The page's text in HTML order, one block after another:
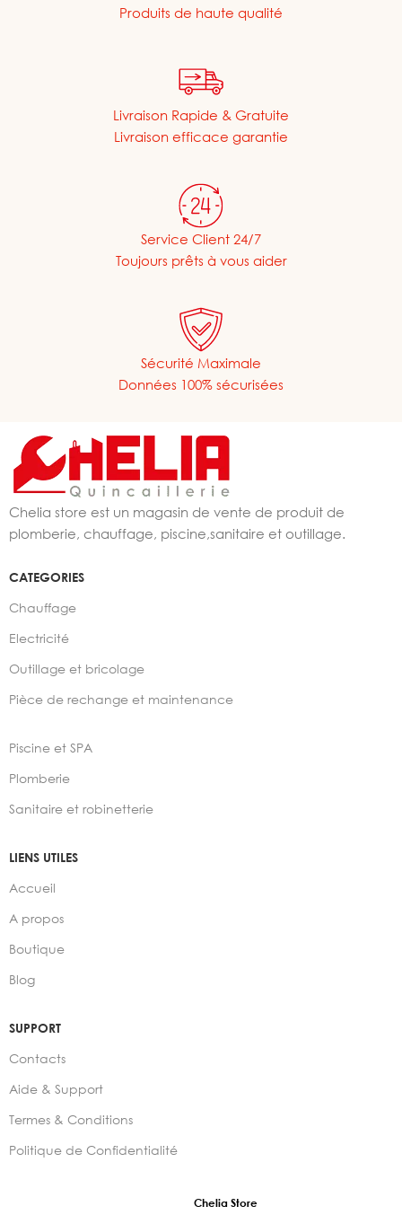
Produits de haute qualité
Livraison Rapide & Gratuite
Livraison efficace garantie
Service Client 24/7
Toujours prêts à vous aider
Sécurité Maximale
Données 100% sécurisées
Chelia store est un magasin de vente de produit de
plomberie, chauffage, piscine,sanitaire et outillage.
CATEGORIES
Chauffage
Electricité
Outillage et bricolage
Pièce de rechange et maintenance
Piscine et SPA
Plomberie
Sanitaire et robinetterie
LIENS UTILES
Accueil
A propos
Boutique
Blog
SUPPORT
Contacts
Aide & Support
Termes & Conditions
Politique de Confidentialité
Chelia Store